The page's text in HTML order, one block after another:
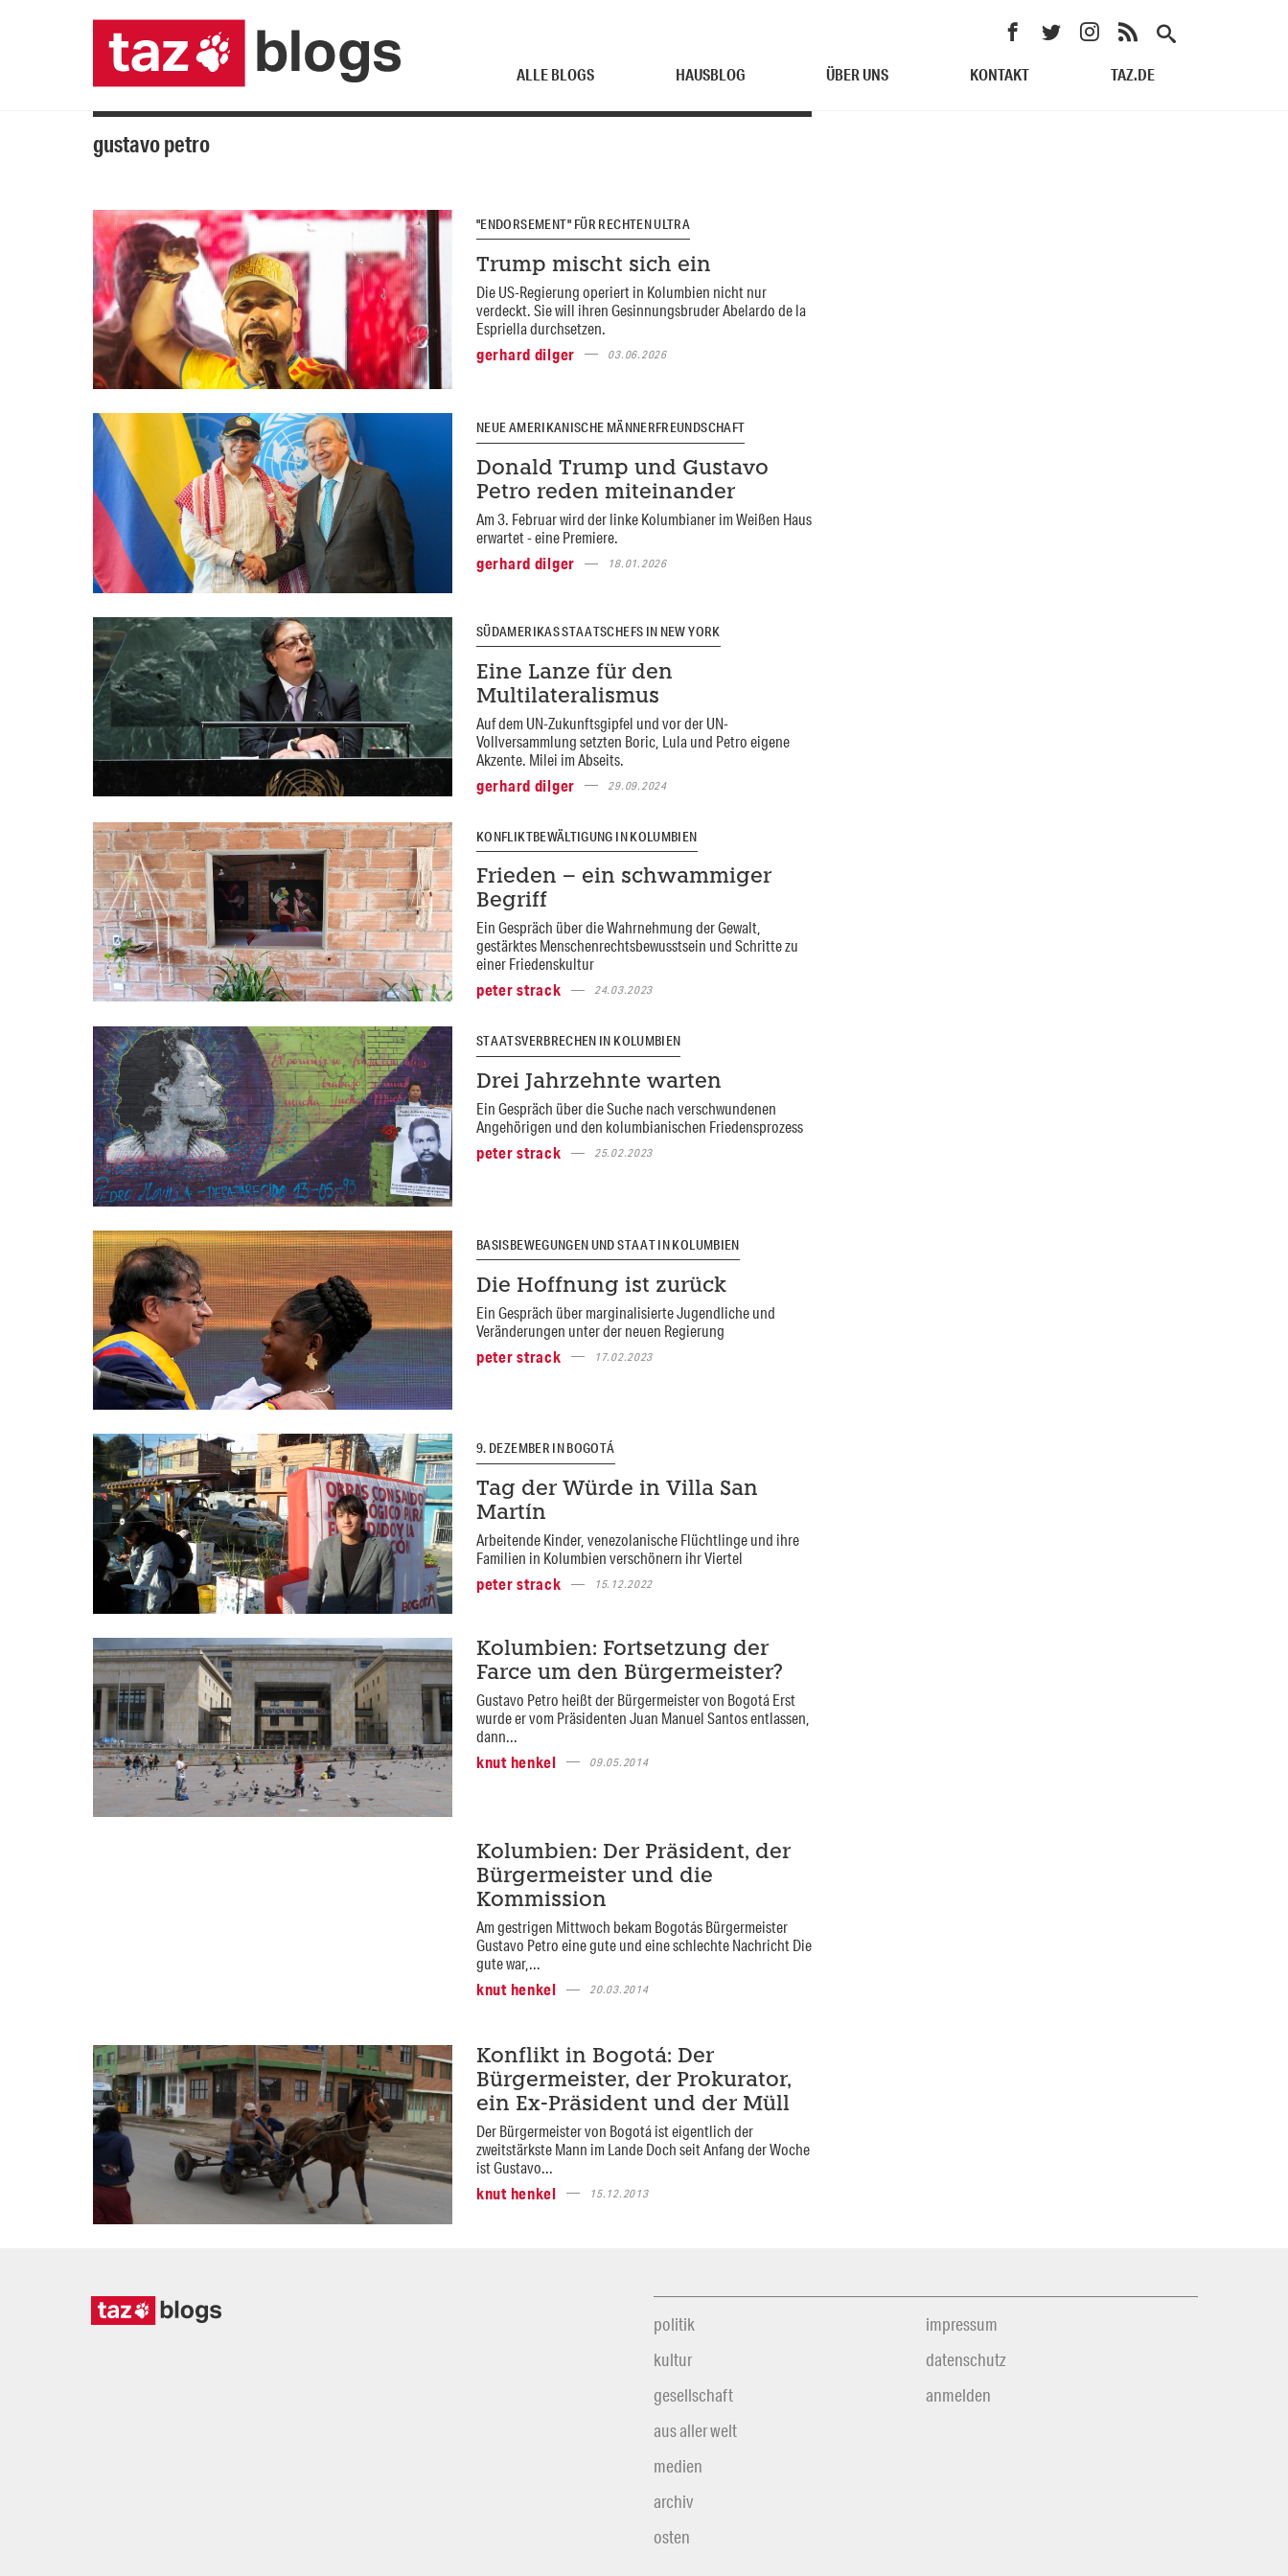
ALLE BLOGS HAUSBLOG ÜBER UNS KONTAKT TAZ.DE
gustavo petro
"ENDORSEMENT" FÜR RECHTEN ULTRA
Trump mischt sich ein
Die US-Regierung operiert in Kolumbien nicht nur
verdeckt. Sie will ihren Gesinnungsbruder Abelardo de la
Espriella durchsetzen.
gerhard dilger
03.06.2026
NEUE AMERIKANISCHE MÄNNERFREUNDSCHAFT
Donald Trump und Gustavo
Petro reden miteinander
Am 3. Februar wird der linke Kolumbianer im Weißen Haus
erwartet - eine Premiere.
gerhard dilger
18.01.2026
SÜDAMERIKAS STAATSCHEFS IN NEW YORK
Eine Lanze für den
Multilateralismus
Auf dem UN-Zukunftsgipfel und vor der UN-
Vollversammlung setzten Boric, Lula und Petro eigene
Akzente. Milei im Abseits.
gerhard dilger
29.09.2024
KONFLIKTBEWÄLTIGUNG IN KOLUMBIEN
Frieden – ein schwammiger
Begriff
Ein Gespräch über die Wahrnehmung der Gewalt,
gestärktes Menschenrechtsbewusstsein und Schritte zu
einer Friedenskultur
peter strack
24.03.2023
STAATSVERBRECHEN IN KOLUMBIEN
Drei Jahrzehnte warten
Ein Gespräch über die Suche nach verschwundenen
Angehörigen und den kolumbianischen Friedensprozess
peter strack
25.02.2023
BASISBEWEGUNGEN UND STAAT IN KOLUMBIEN
Die Hoffnung ist zurück
Ein Gespräch über marginalisierte Jugendliche und
Veränderungen unter der neuen Regierung
peter strack
17.02.2023
9. DEZEMBER IN BOGOTÁ
Tag der Würde in Villa San
Martín
Arbeitende Kinder, venezolanische Flüchtlinge und ihre
Familien in Kolumbien verschönern ihr Viertel
peter strack
15.12.2022
Kolumbien: Fortsetzung der
Farce um den Bürgermeister?
Gustavo Petro heißt der Bürgermeister von Bogotá Erst
wurde er vom Präsidenten Juan Manuel Santos entlassen,
dann...
knut henkel
09.05.2014
Kolumbien: Der Präsident, der
Bürgermeister und die
Kommission
Am gestrigen Mittwoch bekam Bogotás Bürgermeister
Gustavo Petro eine gute und eine schlechte Nachricht Die
gute war,...
knut henkel
20.03.2014
Konflikt in Bogotá: Der
Bürgermeister, der Prokurator,
ein Ex-Präsident und der Müll
Der Bürgermeister von Bogotá ist eigentlich der
zweitstärkste Mann im Lande Doch seit Anfang der Woche
ist Gustavo...
knut henkel
15.12.2013
politik
kultur
gesellschaft
aus aller welt
medien
archiv
osten
impressum
datenschutz
anmelden